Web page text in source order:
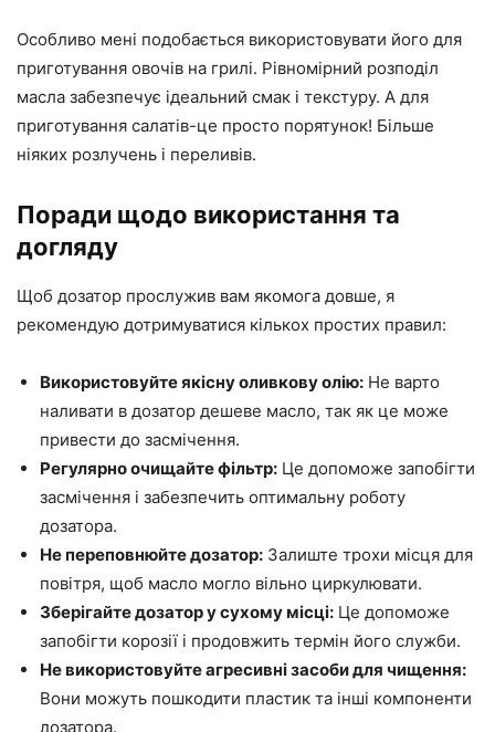
Особливо мені подобається використовувати його для
приготування овочів на грилі. Рівномірний розподіл
масла забезпечує ідеальний смак і текстуру. А для
приготування салатів-це просто порятунок! Більше
ніяких розлучень і переливів.
Поради щодо використання та
догляду
Щоб дозатор прослужив вам якомога довше, я
рекомендую дотримуватися кількох простих правил:
Використовуйте якісну оливкову олію: Не варто
наливати в дозатор дешеве масло, так як це може
привести до засмічення.
Регулярно очищайте фільтр: Це допоможе запобігти
засмічення і забезпечить оптимальну роботу
дозатора.
Не переповнюйте дозатор: Залиште трохи місця для
повітря, щоб масло могло вільно циркулювати.
Зберігайте дозатор у сухому місці: Це допоможе
запобігти корозії і продовжить термін його служби.
Не використовуйте агресивні засоби для чищення:
Вони можуть пошкодити пластик та інші компоненти
дозатора.